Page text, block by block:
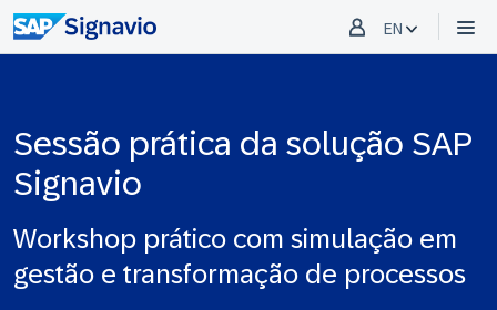
EN
Sessão prática da solução SAP
Signavio
Workshop prático com simulação em
gestão e transformação de processos